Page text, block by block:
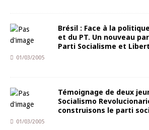
Brésil : Face à la
et du PT. Un nouveau
Parti Socialisme et
01/03/2005
Témoignage de deux
Socialismo
construisons le parti
01/03/2005